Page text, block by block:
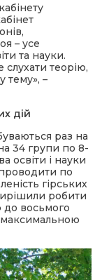
– усе
та науки.
теорію,
тему», –
дій
раз на
34 групи по 8-
освіти і науки
по
гірських
робити
до восьмого
максимальною